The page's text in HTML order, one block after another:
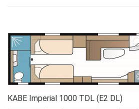
KABE Imperial 1000 TDL (E2 DL)